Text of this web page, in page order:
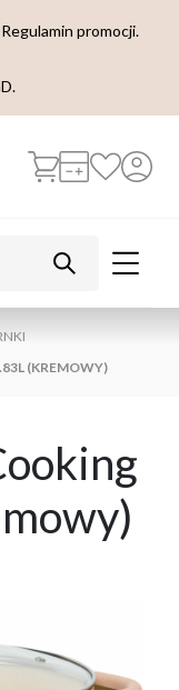
Regulamin promocji.
(KREMOWY)